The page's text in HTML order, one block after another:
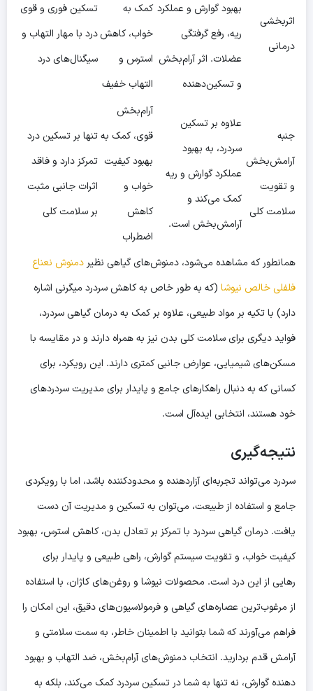
اثربخشی
درمانی
بهبود گوارش و عملکرد
ریه، رفع گرفتگی
عضلات. اثر آرام‌بخش
و تسکین‌دهنده
کمک به
خواب، کاهش
استرس و
التهاب خفیف
تسکین فوری و قوی
درد با مهار التهاب و
سیگنال‌های درد
جنبه
آرامش‌بخش
و تقویت
سلامت کلی
علاوه بر تسکین
سردرد، به بهبود
عملکرد گوارش و ریه
کمک می‌کند و
آرامش‌بخش است.
آرام‌بخش
قوی، کمک به
بهبود کیفیت
خواب و
کاهش
اضطراب
تنها بر تسکین درد
تمرکز دارد و فاقد
اثرات جانبی مثبت
بر سلامت کلی
همانطور که مشاهده می‌شود، دمنوش‌های گیاهی نظیر دمنوش نعناع
فلفلی خالص نیوشا (که به طور خاص به کاهش سردرد میگرنی اشاره
دارد) با تکیه بر مواد طبیعی، علاوه بر کمک بهدرمان گیاهی سردرد،
فواید دیگری برای سلامت کلی بدن نیز به همراه دارند و در مقایسه با
مسکن‌های شیمیایی، عوارض جانبی کمتری دارند. این رویکرد، برای
کسانی که به دنبال راهکارهای جامع و پایدار برای مدیریت سردردهای
خود هستند، انتخابی ایده‌آل است.
نتیجه‌گیری
سردرد می‌تواند تجربه‌ای آزاردهنده و محدودکننده باشد، اما با رویکردی
جامع و استفاده از طبیعت، می‌توان به تسکین و مدیریت آن دست
یافت. درمان گیاهی سردرد با تمرکز بر تعادل بدن، کاهش استرس، بهبود
کیفیت خواب، و تقویت سیستم گوارش، راهی طبیعی و پایدار برای
رهایی از این درد است. محصولات نیوشا و روغن‌های کاژان، با استفاده
از مرغوب‌ترین عصاره‌های گیاهی و فرمولاسیون‌های دقیق، این امکان را
فراهم می‌آورند که شما بتوانید با اطمینان خاطر، به سمت سلامتی و
آرامش قدم بردارید. انتخاب دمنوش‌های آرام‌بخش، ضد التهاب و بهبود
دهنده گوارش، نه تنها به شما در تسکین سردرد کمک می‌کند، بلکه به